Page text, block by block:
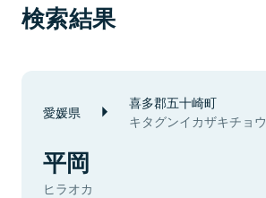
検索結果
愛媛県 喜多郡五十崎町
キタグンイカザキチョウ
平岡
ヒラオカ